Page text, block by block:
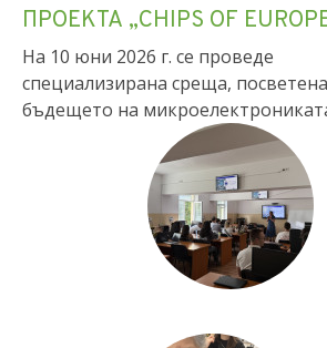
ПРОЕКТА „CHIPS OF
На 10 юни 2026 г. се проведе
специализирана среща,
бъдещето на